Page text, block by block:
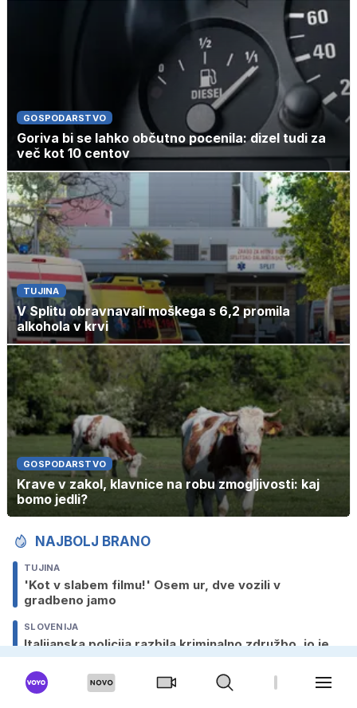
GOSPODARSTVO
Goriva bi se lahko občutno pocenila: dizel tudi za
več kot 10 centov
TUJINA
V Splitu obravnavali moškega s 6,2 promila
alkohola v krvi
GOSPODARSTVO
Krave v zakol, klavnice na robu zmogljivosti: kaj
bomo jedli?
NAJBOLJ BRANO
TUJINA
'Kot v slabem filmu!' Osem ur, dve vozili v
gradbeno jamo
SLOVENIJA
Italijanska policija razbila kriminalno združbo, jo je
vodil Slovenec iz zapora?
SLOVENIJA